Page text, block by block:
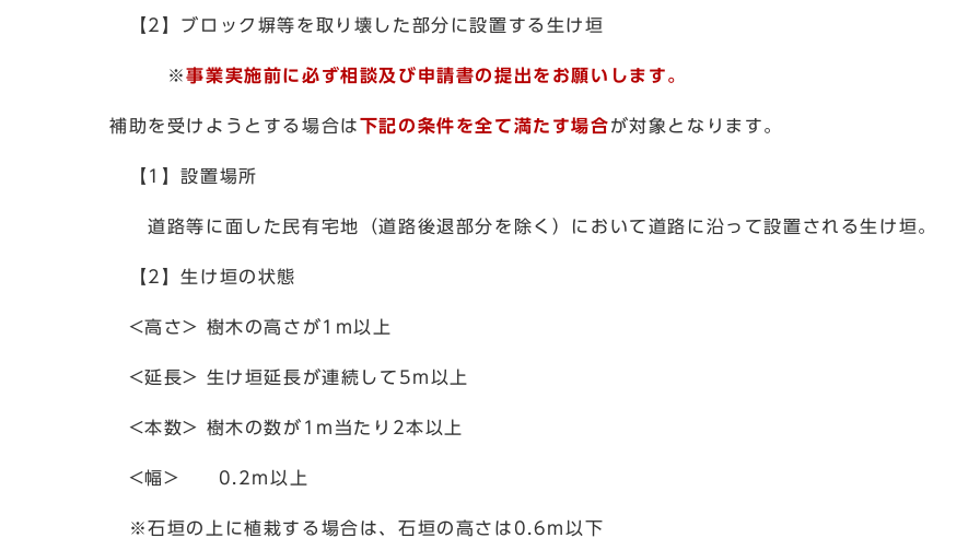
【2】ブロック塀等を取り壊した部分に設置する生け垣
※事業実施前に必ず相談及び申請書の提出をお願いします。
補助を受けようとする場合は下記の条件を全て満たす場合が対象となります。
【1】設置場所
道路等に面した民有宅地（道路後退部分を除く）において道路に沿って設置される生け垣。
【2】生け垣の状態
<高さ> 樹木の高さが1m以上
<延長> 生け垣延長が連続して5m以上
<本数> 樹木の数が1m当たり2本以上
<幅> 0.2m以上
※石垣の上に植栽する場合は、石垣の高さは0.6m以下